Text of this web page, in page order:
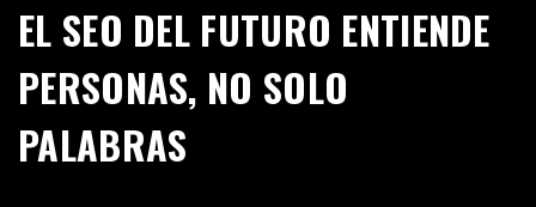
EL SEO DEL FUTURO ENTIENDE
PERSONAS, NO SOLO
PALABRAS